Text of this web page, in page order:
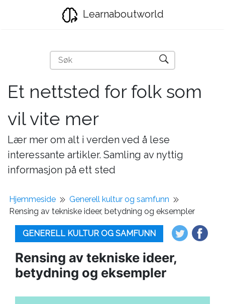
Learnaboutworld
Et nettsted for folk som
vil vite mer
Lær mer om alt i verden ved å lese
interessante artikler. Samling av nyttig
informasjon på ett sted
Hjemmeside
Generell kultur og samfunn
Rensing av tekniske ideer, betydning og eksempler
GENERELL KULTUR OG SAMFUNN
Rensing av tekniske ideer,
betydning og eksempler